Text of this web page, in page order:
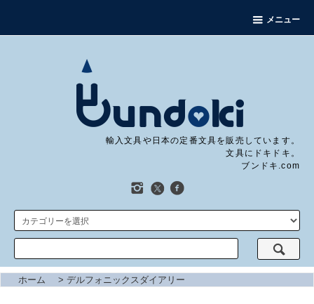
メニュー
輸入文具や日本の定番文具を販売しています。
文具にドキドキ。
ブンドキ.com
ホーム > デルフォニックスダイアリー